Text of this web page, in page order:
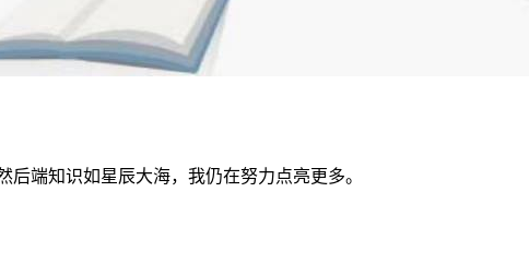
端知识如星辰大海，我仍在努力点亮更多。